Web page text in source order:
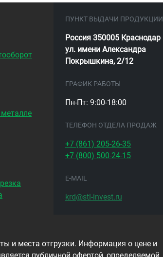
ПУНКТ ВЫДАЧИ ПРОДУКЦИИ
Россия 350005 Краснодар
ул. имени Александра
Покрышкина, 2/12
ГРАФИК РАБОТЫ
Пн-Пт: 9:00-18:00
ТЕЛЕФОН ОТДЕЛА ПРОДАЖ
+7 (861) 205-26-35
+7 (800) 500-24-15
E-MAIL
krd@stl-invest.ru
и места отгрузки. Информация о цене и